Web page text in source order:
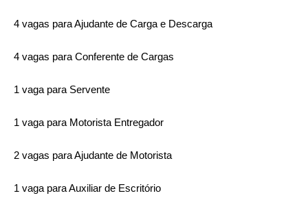
4 vagas para Ajudante de Carga e Descarga
4 vagas para Conferente de Cargas
1 vaga para Servente
1 vaga para Motorista Entregador
2 vagas para Ajudante de Motorista
1 vaga para Auxiliar de Escritório